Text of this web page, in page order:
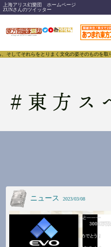
上海アリス幻樂団 ホームページ
ZUNさんのツイッター
らをとりまく文化の姿そのものを取り上
# 東方ス
ニュース 2023/03/08